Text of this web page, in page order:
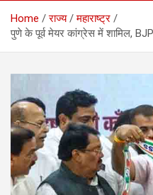
Home राज्य
महाराष्ट्र
पुणे के पूर्व मेयर कांग्रेस में शामिल,